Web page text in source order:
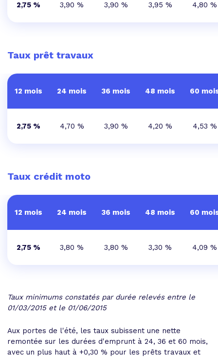
2,75 % 3,90 % 3,90 % 3,95 % 4,80 %
Taux prêt travaux
12 mois 24 mois 36 mois 48 mois 60
2,75 % 4,70 % 3,90 % 4,20 % 4,53 %
Taux crédit moto
12 mois 24 mois 36 mois 48 mois 60
2,75 % 3,80 % 3,80 % 3,30 % 4,09 %
Taux minimums constatés par durée relevés entre le
01/03/2015 et le 01/06/2015
Aux portes de l'été, les taux subissent une nette
remontée sur les durées d'emprunt à 24, 36 et 60 mois,
avec un plus haut à +0,30 % pour les prêts travaux et